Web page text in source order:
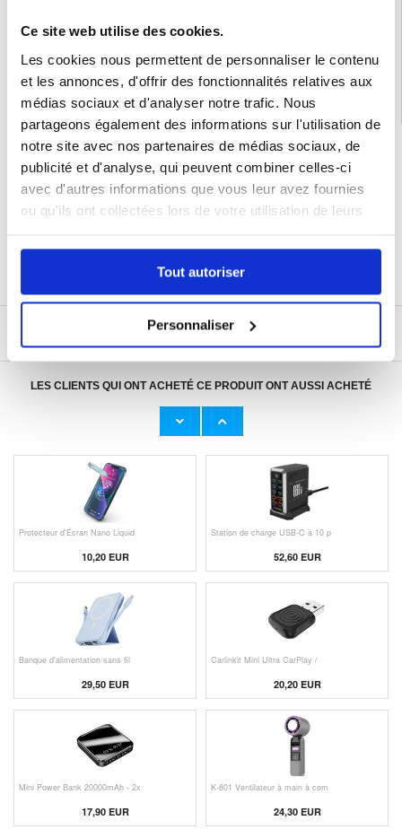
Ce site web utilise des cookies.
Les cookies nous permettent de personnaliser le contenu
et les annonces, d'offrir des fonctionnalités relatives aux
médias sociaux et d'analyser notre trafic. Nous
partageons également des informations sur l'utilisation de
notre site avec nos partenaires de médias sociaux, de
publicité et d'analyse, qui peuvent combiner celles-ci
avec d'autres informations que vous leur avez fournies
ou qu'ils ont collectées lors de votre utilisation de leurs
Tout autoriser
Personnaliser
Catégories associées:Accessoires Bluetooth
LIVRAISON RAPIDE
7 % DE RÉDUCTION
CHAT EN DIRECT :
LUN - VEN 10H - 22H
ÉCRIRE UN AVIS
LES CLIENTS QUI ONT ACHETÉ CE PRODUIT ONT AUSSI ACHETÉ
Câble Apple Lightning d'Origin
Protecteur d'Écran Nano Liquid
10,20 EUR
Station de charge USB-C à 10 p
52,60 EUR
Banque d'alimentation sans fil
29,50 EUR
Carlinkit Mini Ultra CarPlay /
20,20 EUR
Mini Power Bank 20000mAh - 2x
17,90 EUR
K-801 Ventilateur à main à com
24,30 EUR